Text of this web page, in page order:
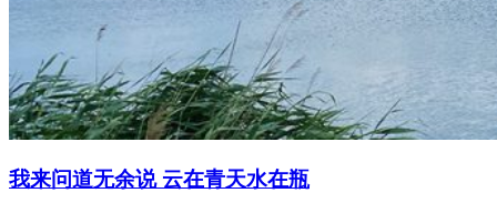
我来问道无余说 云在青天水在瓶